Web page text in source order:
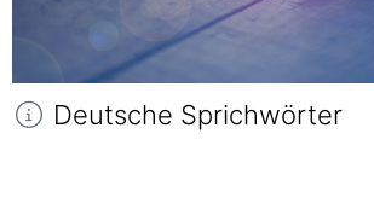
Deutsche Sprichwörter